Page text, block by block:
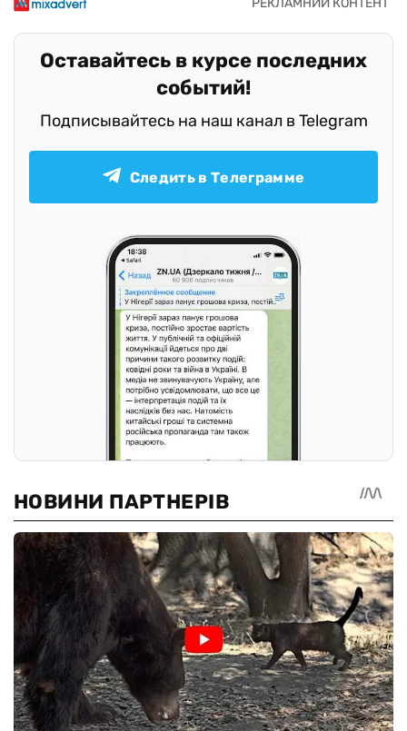
Оставайтесь в курсе последних
событий!
Подписывайтесь на наш канал в Telegram
Следить в Телеграмме